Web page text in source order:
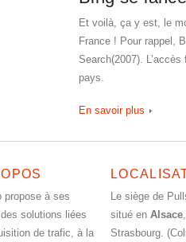
Et voilà, ça y est, le
France ! Pour rappel,
Search(2007).
pays.
En savoir plus
propose à ses
solutions liées
de trafic, à la
Le siège de
situé en Alsace
Strasbourg.